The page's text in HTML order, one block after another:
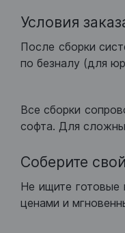
Условия
После сборки
по безналу (для
Все сборки
софта. Для
Соберите
Не ищите готовые
ценами и